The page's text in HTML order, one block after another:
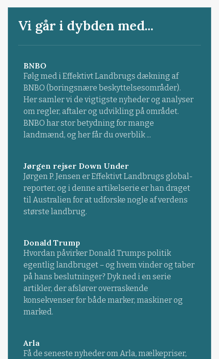
Vi går i dybden med...
BNBO
Følg med i Effektivt Landbrugs dækning af
BNBO (boringsnære beskyttelsesområder).
Her samler vi de vigtigste nyheder og analyser
om regler, aftaler og udvikling på området.
BNBO har stor betydning for mange
landmænd, og her får du overblik ...
Jørgen rejser Down Under
Jørgen P. Jensen er Effektivt Landbrugs global-
reporter, og i denne artikelserie er han draget
til Australien for at udforske nogle af verdens
største landbrug.
Donald Trump
Hvordan påvirker Donald Trumps politik
egentlig landbruget – og hvem vinder og taber
på hans beslutninger? Dyk ned i en serie
artikler, der afslører overraskende
konsekvenser for både marker, maskiner og
marked.
Arla
Få de seneste nyheder om Arla, mælkepriser,